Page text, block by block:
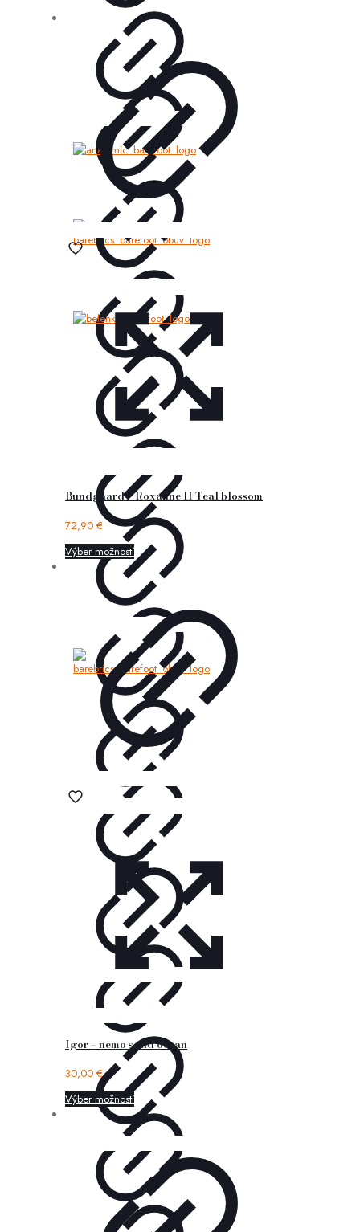
Bundgaard – Roxanne II Teal blossom
72,90 €
Výber možností
Igor – nemo solid ocean
30,00 €
Výber možností